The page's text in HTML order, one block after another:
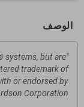
الوصف
systems, but are
trademark of
or endorsed by
Corporation."